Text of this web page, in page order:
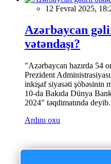
12 Fevral 2025,
Azərbaycan
vətəndaşı?
"Azərbaycan hazırda 54
Prezident
inkişaf siyasəti şöbəsinin
10-da Bakıda Dünya
2024" təqdimatında deyib.
Ardını oxu